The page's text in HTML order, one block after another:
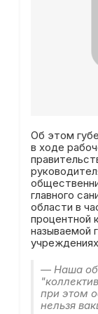
Об этом
в ходе
главного
области в
процентной
называемой
— Наша
при этом
нельзя